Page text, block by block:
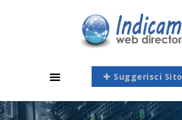
Suggerisci Sito